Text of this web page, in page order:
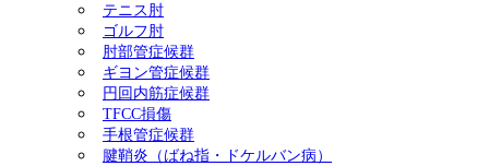
テニス肘
ゴルフ肘
肘部管症候群
ギヨン管症候群
円回内筋症候群
TFCC損傷
手根管症候群
腱鞘炎（ばね指・ドケルバン病）